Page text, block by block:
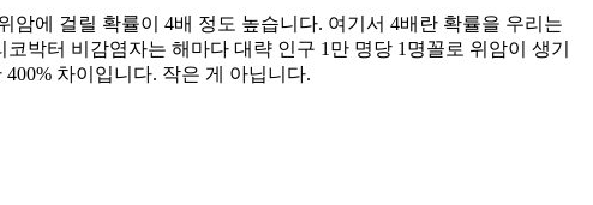
에 걸릴 확률이 4배 정도 높습니다. 여기서 4배란 확률을 우리는
박터 비감염자는 해마다 대략 인구 1만 명당 1명꼴로 위암이 생기
차이입니다. 작은 게 아닙니다.